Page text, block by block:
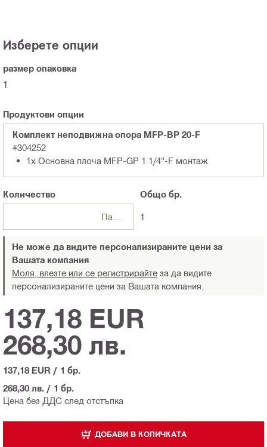
Изберете опции
размер опаковка
1
Продуктови опции
Комплект неподвижна опора MFP-BP 20-F
#304252
1x Основна плоча MFP-GP 1 1/4"-F монтаж
Количество Общо бр.
1
Не може да видите персонализираните цени за
Вашата компания
Моля, влезте или се регистрирайте за да видите
персонализираните цени за Вашата компания.
Цена без ДДС след отстъпка
137,18 EUR
268,30 лв.
137,18 EUR / 1 бр.
268,30 лв. / 1 бр.
ДОБАВИ В КОЛИЧКАТА